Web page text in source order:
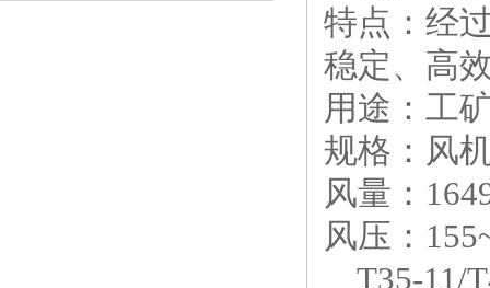
特点：经
稳定、高
用途：工
规格：风
风量：
风压：
T35-11/